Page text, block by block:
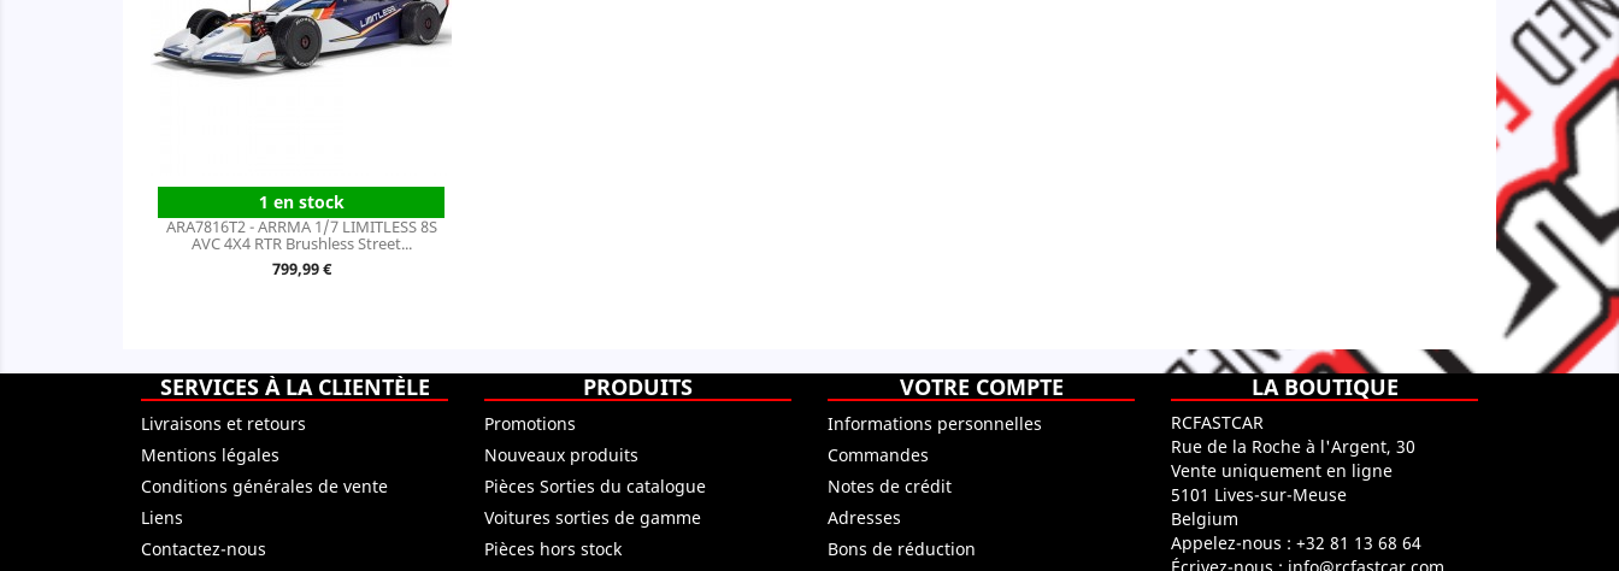
1 en stock
ARA7816T2 - ARRMA 1/7 LIMITLESS 8S
AVC 4X4 RTR Brushless Street...
Prix
799,99 €
SERVICES À LA CLIENTÈLE
Livraisons et retours
Mentions légales
Conditions générales de vente
Liens
Contactez-nous
PRODUITS
Promotions
Nouveaux produits
Pièces Sorties du catalogue
Voitures sorties de gamme
Pièces hors stock
VOTRE COMPTE
Informations personnelles
Commandes
Notes de crédit
Adresses
Bons de réduction
LA BOUTIQUE
RCFASTCAR
Rue de la Roche à l'Argent, 30
Vente uniquement en ligne
5101 Lives-sur-Meuse
Belgium
Appelez-nous : +32 81 13 68 64